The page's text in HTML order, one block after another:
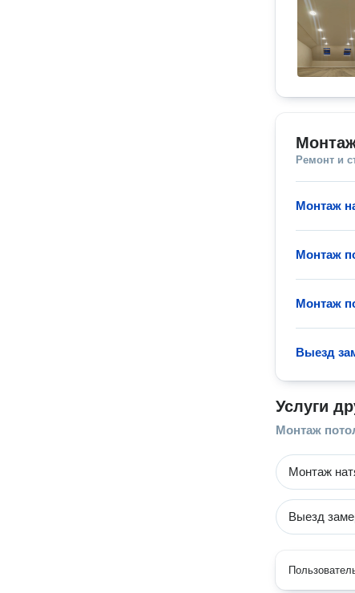
Ремонт и
Монтаж
Монтаж
Монтаж
Выезд
Услуги
Монтаж
Монтаж
Выезд